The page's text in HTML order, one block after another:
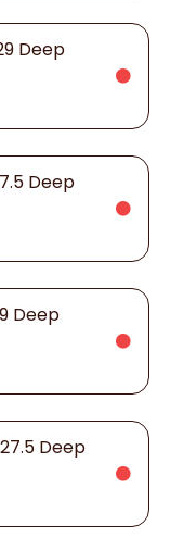
Deep
Deep
Deep
27.5 Deep